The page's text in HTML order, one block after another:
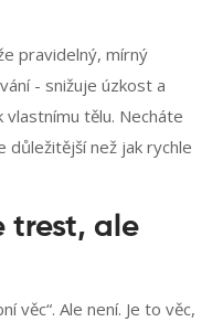
pravidelný, mírný
- snižuje úzkost a
tělu. Necháte
důležitější než jak rychle
trest, ale
věc“. Ale není. Je to věc,